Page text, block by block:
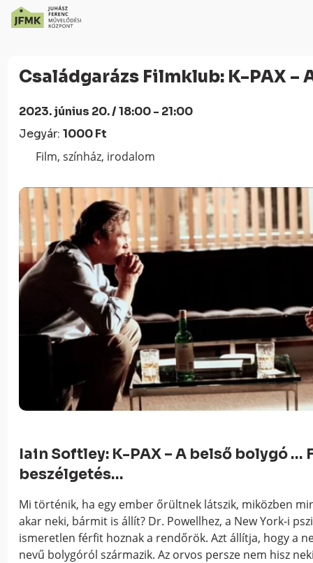
Content
navigációhozCsaládgarázs Filmklub: K-PAX –
2023. június 20. / 18:00 - 21:00
Jegyár:1000 Ft
Film, színház, irodalom
Iain Softley: K-PAX – A belső bolygó …
beszélgetés…
Mi történik, ha egy ember őrültnek látszik, miközben
akar neki, bármit is állít? Dr. Powellhez, a New York-i
ismeretlen férfit hoznak a rendőrök. Azt állítja, hogy a
nevű bolygóról származik. Az orvos persze nem hisz